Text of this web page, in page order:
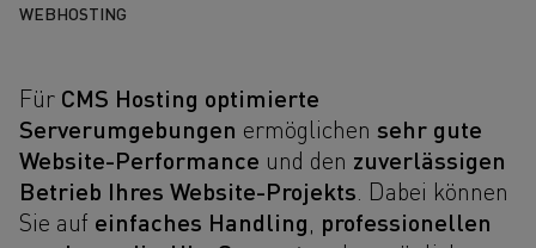
WEBHOSTING
Für CMS Hosting optimierte
Serverumgebungen ermöglichen sehr gute
Website-Performance und den zuverlässigen
Betrieb Ihres Website-Projekts . Dabei können
Sie auf einfaches Handling professionellen